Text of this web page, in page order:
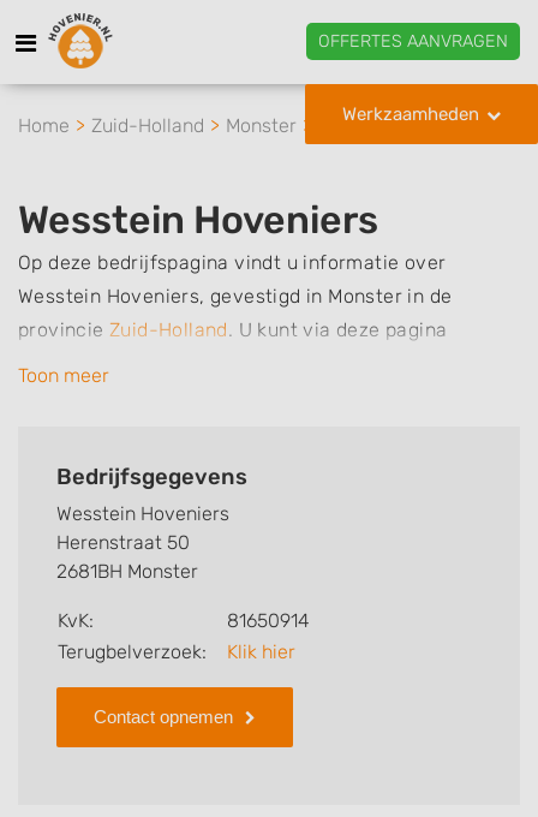
OFFERTES AANVRAGEN
Werkzaamheden
Home Zuid-Holland Monster Wesstein Hoveniers
Wesstein Hoveniers
Op deze bedrijfspagina vindt u informatie over
Wesstein Hoveniers, gevestigd in Monster in de
provincie Zuid-Holland. U kunt via deze pagina
eenvoudig contact met het bedrijf opnemen door te
kunt u snel zien welke zaken Wesstein Hoveniers voor
review achterlaten als u al ervaring heeft met dit
bedrijf.
Zoekt u een ander bedrijf? Bekijk dan andere
hoveniers en bedrijven inMonster
Toon meer
Bedrijfsgegevens
Wesstein Hoveniers
Herenstraat 50
2681BH Monster
KvK:
81650914
Terugbelverzoek:
Klik hier
Contact opnemen